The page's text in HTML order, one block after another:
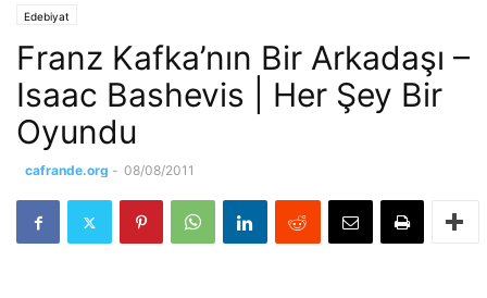
Edebiyat
Franz Kafka’nın Bir Arkadaşı –
Isaac Bashevis | Her Şey Bir
Oyundu
cafrande.org - 08/08/2011